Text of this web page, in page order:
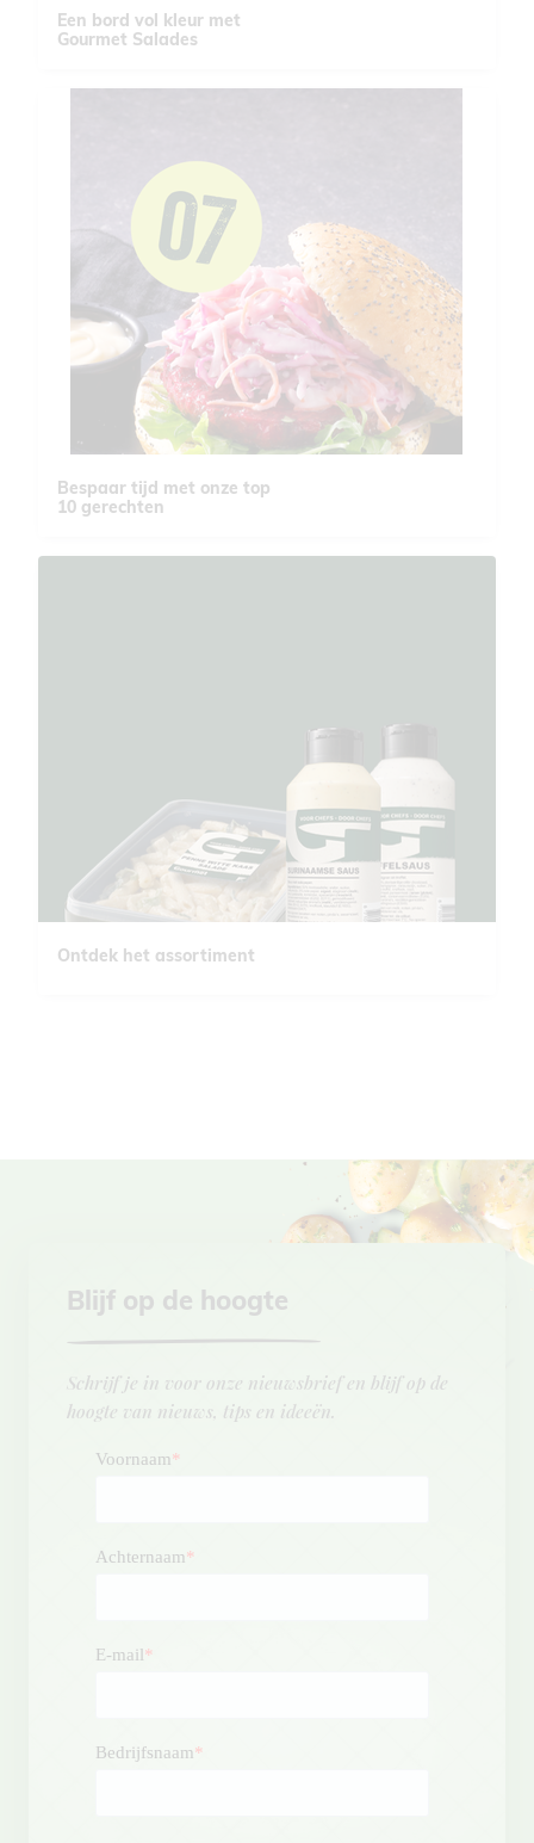
Een bord vol kleur met
Gourmet Salades
Bespaar tijd met onze top
10 gerechten
Ontdek het assortiment
Blijf op de hoogte
Schrijf je in voor onze nieuwsbrief en blijf op de
hoogte van nieuws, tips en ideeën.